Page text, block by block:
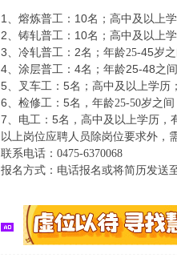
1、熔炼普工：10名；高中及以上
2、铸轧普工：10名；高中及以上学
3、冷轧普工：2名； 年龄25-45岁
4、涂层普工：4名；年龄25-48之
5、叉车工：5名；高中及以上学历
6、检修工：5名，年龄25-50岁之
7、电工：5名，高中及以上学历，
以上岗位应聘人员除岗位要求外，
联系电话： 0475-6370068
报名方式：电话报名或将简历发送